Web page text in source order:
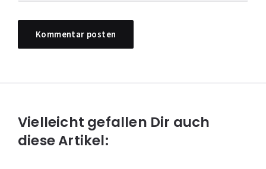
Vielleicht gefallen Dir auch
diese Artikel: